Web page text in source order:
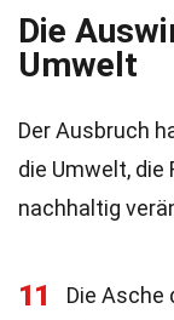
Die
Umwelt
Der Ausbruch
die Umwelt, die
nachhaltig
11
Die Asche